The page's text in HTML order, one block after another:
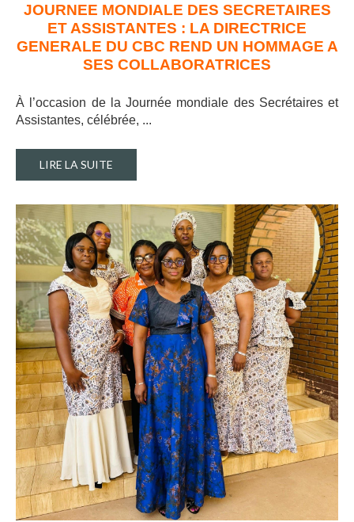
JOURNEE MONDIALE DES SECRETAIRES
ET ASSISTANTES : LA DIRECTRICE
GENERALE DU CBC REND UN HOMMAGE A
SES COLLABORATRICES
À l’occasion de la Journée mondiale des Secrétaires et
Assistantes, célébrée, ...
LIRE LA SUITE